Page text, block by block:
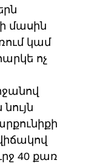
մասին
կամ
ոչ
40 քառ